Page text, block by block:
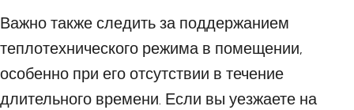
Важно также следить за поддержанием
теплотехнического режима в помещении,
особенно при его отсутствии в течение
длительного времени. Если вы уезжаете на